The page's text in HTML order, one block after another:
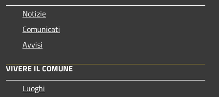
Notizie
Comunicati
Avvisi
VIVERE IL COMUNE
Luoghi